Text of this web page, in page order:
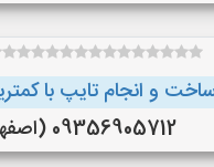
و انجام تایپ با
09356905712 (اصفهان)